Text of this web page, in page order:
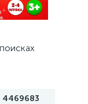
4469683